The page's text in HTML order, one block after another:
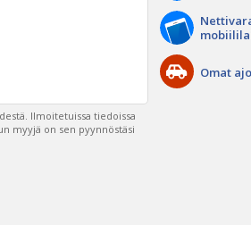
Ilmoitetuissa tiedoissa
myyjä on sen pyynnöstäsi
Omat